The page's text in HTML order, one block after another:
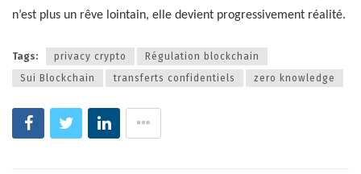
n’est plus un rêve lointain, elle devient progressivement réalité.
Tags: privacy crypto
Régulation blockchain
Sui Blockchain
transferts confidentiels zero knowledge